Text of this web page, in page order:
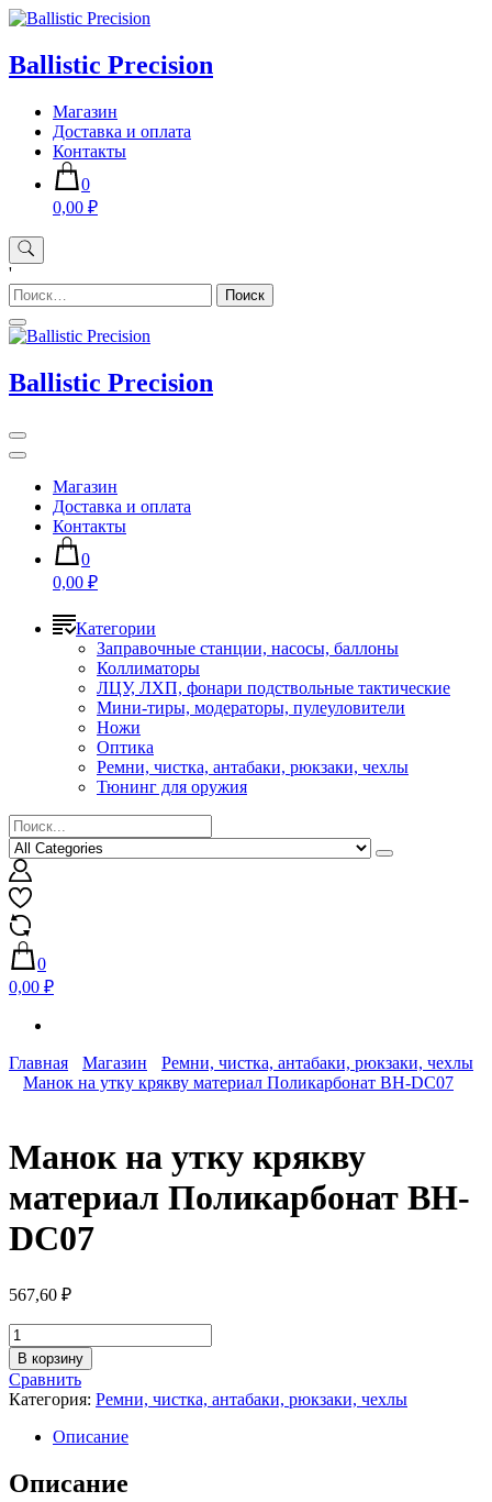
Skip
content
Ballistic Precision
Магазин
Доставка и оплата
Контакты
0
0,00 ₽
'
Найти:
Ballistic Precision
Магазин
Доставка и оплата
Контакты
0
0,00 ₽
Категории
Заправочные станции, насосы, баллоны
Коллиматоры
ЛЦУ, ЛХП, фонари подствольные тактические
Мини-тиры, модераторы, пулеуловители
Ножи
Оптика
Ремни, чистка, антабаки, рюкзаки, чехлы
Тюнинг для оружия
0
0,00 ₽
Главная Магазин
Ремни, чистка, антабаки, рюкзаки, чехлы
Манок на утку крякву материал Поликарбонат BH-DC07
Манок на утку крякву
материал Поликарбонат BH-
DC07
567,60 ₽
Количество
товара
Манок
на
утку
крякву
материал
Поликарбонат
BH-
В корзину
Сравнить
Категория: Ремни, чистка, антабаки, рюкзаки, чехлы
Описание
Описание